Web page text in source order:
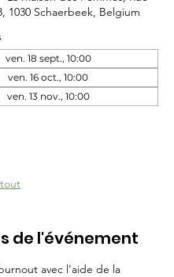
1030 Schaerbeek, Belgium
ven. 18 sept., 10:00
ven. 16 oct., 10:00
ven. 13 nov., 10:00
de l'événement
avec l'aide de la